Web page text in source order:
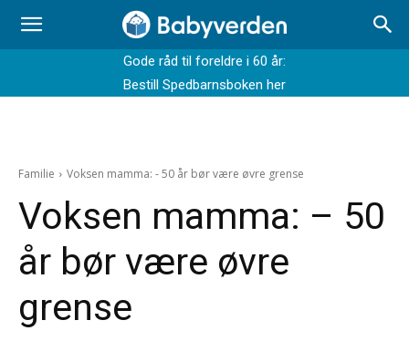
Gode råd til foreldre i 60 år:
Bestill Spedbarnsboken her
Familie Voksen mamma: - 50 år bør være øvre grense
Voksen mamma: – 50
år bør være øvre
grense